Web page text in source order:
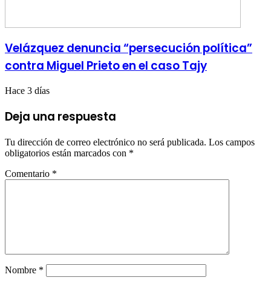
Velázquez denuncia “persecución política”
contra Miguel Prieto en el caso Tajy
Hace 3 días
Deja una respuesta
Tu dirección de correo electrónico no será publicada. Los campos
obligatorios están marcados con *
Comentario *
Nombre *